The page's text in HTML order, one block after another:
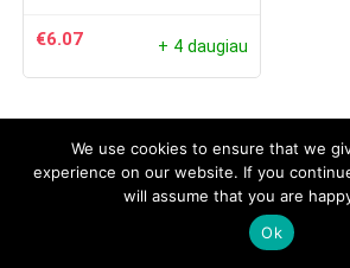
€6.07 + 4 daugiau
© 2026 geriausia-plaukams.lt. Visos
Facebook Grupė
info@geriausia-plaukams.lt
We use cookies to ensure that we
experience on our website. If you
will assume that you are
Ok